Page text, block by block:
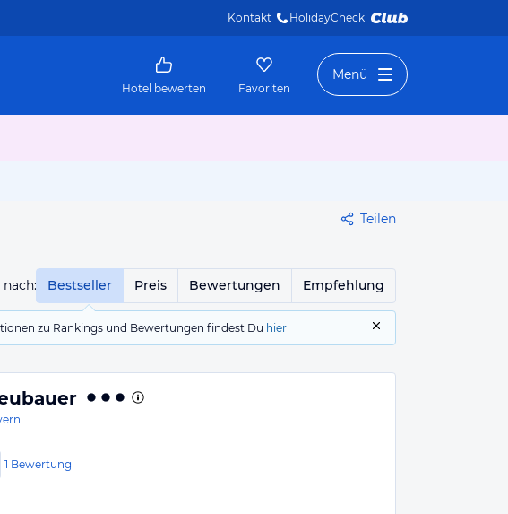
Kontakt HolidayCheck
Hotel bewerten Favoriten
Menü
Teilen
Bestseller Preis Bewertungen Empfehlung
zu Rankings und Bewertungen findest Du hier
1 Bewertung